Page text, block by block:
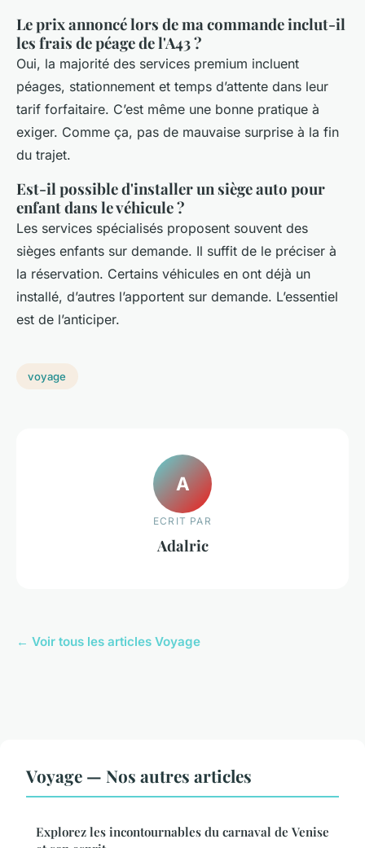
Le prix annoncé lors de ma commande inclut-il
les frais de péage de l'A43 ?
Oui, la majorité des services premium incluent
péages, stationnement et temps d’attente dans leur
tarif forfaitaire. C’est même une bonne pratique à
exiger. Comme ça, pas de mauvaise surprise à la fin
du trajet.
Est-il possible d'installer un siège auto pour
enfant dans le véhicule ?
Les services spécialisés proposent souvent des
sièges enfants sur demande. Il suffit de le préciser à
la réservation. Certains véhicules en ont déjà un
installé, d’autres l’apportent sur demande. L’essentiel
est de l’anticiper.
voyage
A
ECRIT PAR
Adalric
← Voir tous les articles Voyage
Voyage — Nos autres articles
Explorez les incontournables du carnaval de Venise